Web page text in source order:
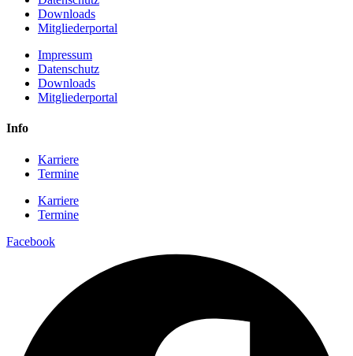
Downloads
Mitgliederportal
Impressum
Datenschutz
Downloads
Mitgliederportal
Info
Karriere
Termine
Karriere
Termine
Facebook